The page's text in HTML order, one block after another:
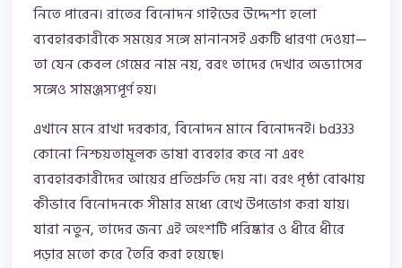
নিতে পারেন। রাতের বিনোদন গাইডের উদ্দেশ্য হলো
ব্যবহারকারীকে সময়ের সঙ্গে মানানসই একটি ধারণা দেওয়া—
তা যেন কেবল গেমের নাম নয়, বরং তাদের দেখার অভ্যাসের
সঙ্গেও সামঞ্জস্যপূর্ণ হয়।
এখানে মনে রাখা দরকার, বিনোদন মানে বিনোদনই। bd333
কোনো নিশ্চয়তামূলক ভাষা ব্যবহার করে না এবং
ব্যবহারকারীদের আয়ের প্রতিশ্রুতি দেয় না। বরং পৃষ্ঠা বোঝায়
কীভাবে বিনোদনকে সীমার মধ্যে রেখে উপভোগ করা যায়।
যারা নতুন, তাদের জন্য এই অংশটি পরিষ্কার ও ধীরে ধীরে
পড়ার মতো করে তৈরি করা হয়েছে।